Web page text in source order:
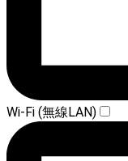
Wi-Fi (無線LAN)